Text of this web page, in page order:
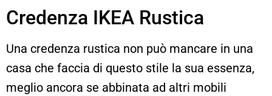
Credenza IKEA Rustica
Una credenza rustica non può mancare in una
casa che faccia di questo stile la sua essenza,
meglio ancora se abbinata ad altri mobili